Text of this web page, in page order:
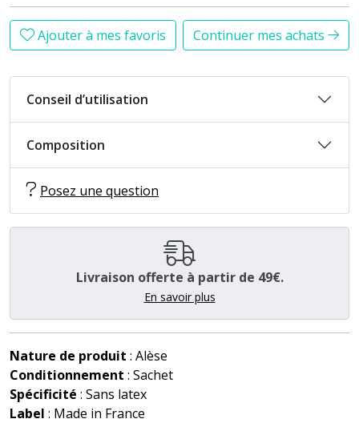
Ajouter à mes favoris Continuer mes achats
Conseil d’utilisation
Composition
Posez une question
Livraison offerte à partir de 49€.
En savoir plus
Nature de produit : Alèse
Conditionnement : Sachet
Spécificité : Sans latex
Label : Made in France